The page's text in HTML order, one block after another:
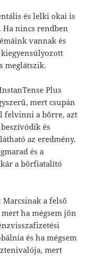
és lelki okai is
nincs rendben
vannak és
meglátszik.
Plus
mert csupán
felvinni a bőrre, azt
és
az eredmény.
és a
a bőrfiatalító
a felső
ha mégsem jön
és ha mégsem
mert